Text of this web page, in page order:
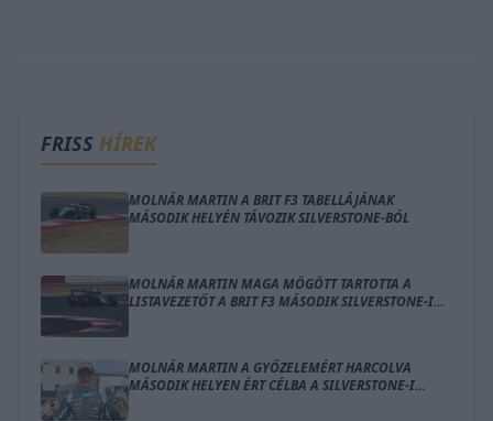
FRISS HÍREK
MOLNÁR MARTIN A BRIT F3 TABELLÁJÁNAK
MÁSODIK HELYÉN TÁVOZIK SILVERSTONE-BÓL
MOLNÁR MARTIN MAGA MÖGÖTT TARTOTTA A
LISTAVEZETŐT A BRIT F3 MÁSODIK SILVERSTONE-I
MOLNÁR MARTIN A GYŐZELEMÉRT HARCOLVA
MÁSODIK HELYEN ÉRT CÉLBA A SILVERSTONE-I